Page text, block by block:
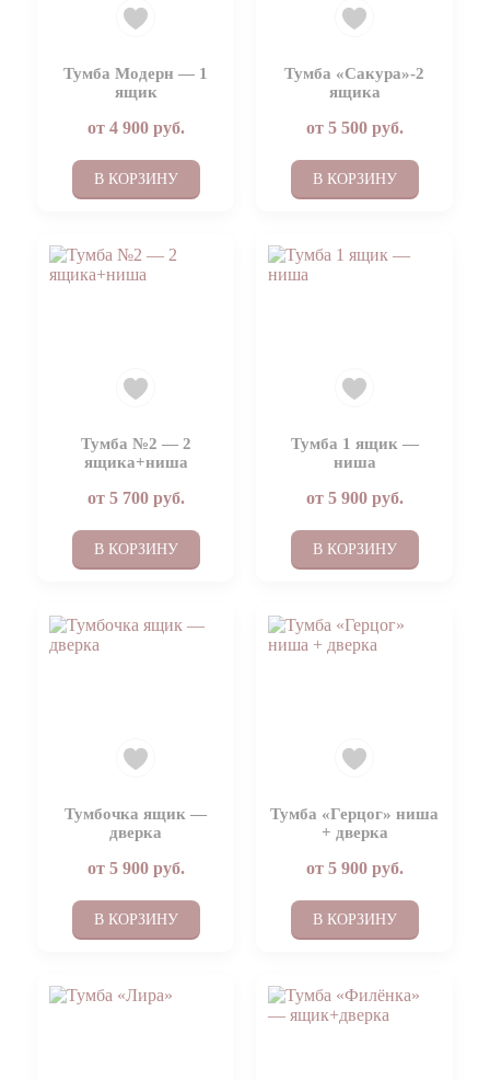
Тумба Модерн — 1
ящик
от 4 900руб.
В КОРЗИНУ
Тумба «Сакура»-2
ящика
от 5 500руб.
В КОРЗИНУ
Тумба №2 — 2
ящика+ниша
от 5 700руб.
В КОРЗИНУ
Тумба 1 ящик —
ниша
от 5 900руб.
В КОРЗИНУ
Тумбочка ящик —
дверка
от 5 900руб.
В КОРЗИНУ
Тумба «Герцог» ниша
+ дверка
от 5 900руб.
В КОРЗИНУ